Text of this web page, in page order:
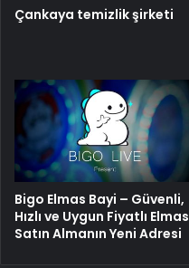
Çankaya temizlik şirketi
Bigo Elmas Bayi – Güvenli,
Hızlı ve Uygun Fiyatlı Elmas
Satın Almanın Yeni Adresi